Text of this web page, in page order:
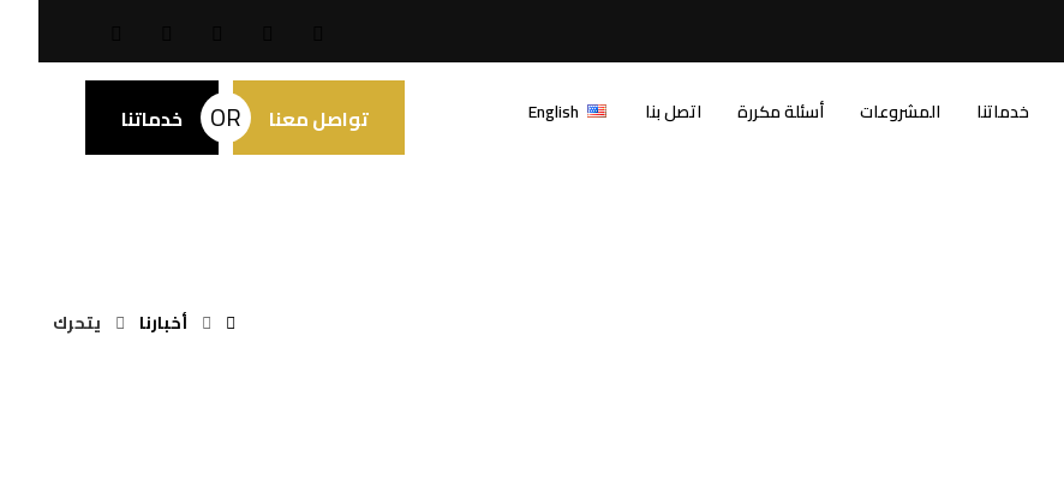
خدماتنا المشروعات أسئلة مكررة اتصل بنا English تواصل معنا OR خدماتنا
أخبارنا يتحرك